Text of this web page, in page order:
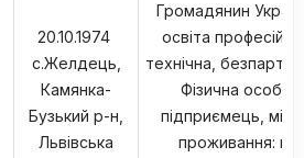
20.10.1974
с.Желдець,
Камянка-
Бузький р-н,
Львівська
Громадянин
освіта
технічна,
Фізична особа
підприємець,
проживання: м.